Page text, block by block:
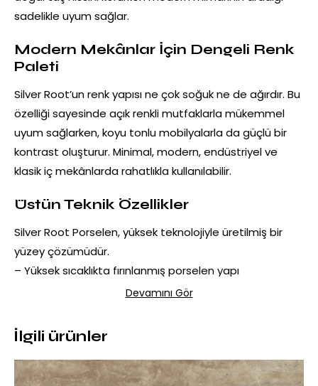
sadelikle uyum sağlar.
Modern Mekânlar İçin Dengeli Renk
Paleti
Silver Root’un renk yapısı ne çok soğuk ne de ağırdır. Bu
özelliği sayesinde açık renkli mutfaklarla mükemmel
uyum sağlarken, koyu tonlu mobilyalarla da güçlü bir
kontrast oluşturur. Minimal, modern, endüstriyel ve
klasik iç mekânlarda rahatlıkla kullanılabilir.
Üstün Teknik Özellikler
Silver Root Porselen, yüksek teknolojiyle üretilmiş bir
yüzey çözümüdür.
– Yüksek sıcaklıkta fırınlanmış porselen yapı
– Çizilmeye, darbelere ve aşınmaya karşı yüksek direnç
– Isı ve ani sıcaklık değişimlerine dayanıklı yapı
– Uzun ömürlü ve renk solmasına karşı dirençli yüzey
Bu teknik avantajlar, Silver Root’u hem konut hem de
Devamını Gör
İlgili ürünler